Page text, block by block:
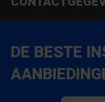
DE BESTE